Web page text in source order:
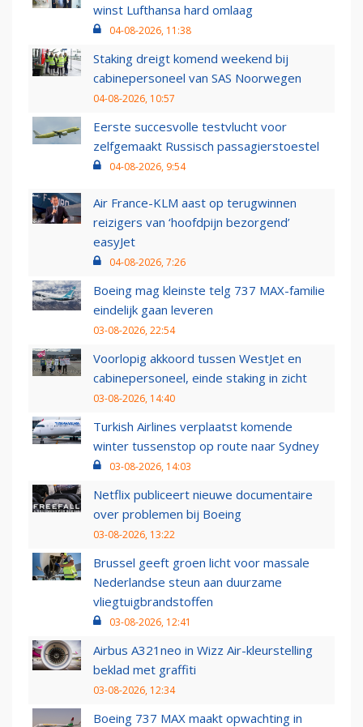
winst Lufthansa hard omlaag
04-08-2026, 11:38
Staking dreigt komend weekend bij
cabinepersoneel van SAS Noorwegen
04-08-2026, 10:57
Eerste succesvolle testvlucht voor
zelfgemaakt Russisch passagierstoestel
04-08-2026, 9:54
Air France-KLM aast op terugwinnen
reizigers van ‘hoofdpijn bezorgend’
easyJet
04-08-2026, 7:26
Boeing mag kleinste telg 737 MAX-familie
eindelijk gaan leveren
03-08-2026, 22:54
Voorlopig akkoord tussen WestJet en
cabinepersoneel, einde staking in zicht
03-08-2026, 14:40
Turkish Airlines verplaatst komende
winter tussenstop op route naar Sydney
03-08-2026, 14:03
Netflix publiceert nieuwe documentaire
over problemen bij Boeing
03-08-2026, 13:22
Brussel geeft groen licht voor massale
Nederlandse steun aan duurzame
vliegtuigbrandstoffen
03-08-2026, 12:41
Airbus A321neo in Wizz Air-kleurstelling
beklad met graffiti
03-08-2026, 12:34
Boeing 737 MAX maakt opwachting in